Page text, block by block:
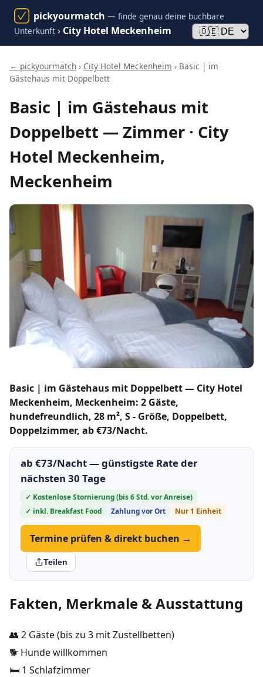
pickyourmatch — finde genau deine buchbare
Unterkunft › City Hotel Meckenheim
← pickyourmatch › City Hotel Meckenheim › Basic | im
Gästehaus mit Doppelbett
Basic | im Gästehaus mit
Doppelbett — Zimmer · City
Hotel Meckenheim,
Meckenheim
Basic | im Gästehaus mit Doppelbett — City Hotel
Meckenheim, Meckenheim: 2 Gäste,
hundefreundlich, 28 m², S - Größe, Doppelbett,
Doppelzimmer, ab €73/Nacht.
ab €73/Nacht — günstigste Rate der
nächsten 30 Tage
✓ Kostenlose Stornierung (bis 6 Std. vor Anreise)
✓ inkl. Breakfast Food
Zahlung vor Ort Nur 1 Einheit
Termine prüfen & direkt buchen →
Teilen
Fakten, Merkmale & Ausstattung
👥 2 Gäste (bis zu 3 mit Zustellbetten)
🐕 Hunde willkommen
🛏️ 1 Schlafzimmer